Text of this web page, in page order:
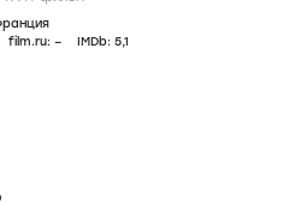
film.ru: – IMDb: 5,1